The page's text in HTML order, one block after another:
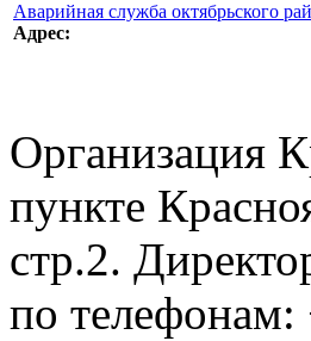
Аварийная служба октябрьского
Адрес:
Организация
пункте
стр.2.
по